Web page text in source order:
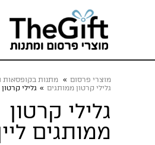
מוצרי פרסום » מתנות בקופסאות
גלילי קרטון ממותגים » גלילי
גלילי קרטון
ממותגים